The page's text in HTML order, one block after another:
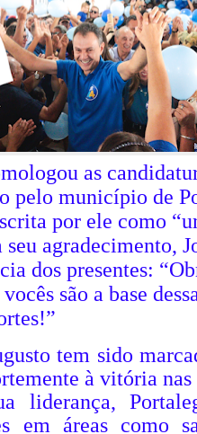
as
pelo município de
por ele como
agradecimento,
dos presentes:
são a base
tem sido
à vitória
liderança,
em áreas como